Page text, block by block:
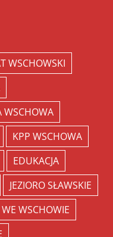
WSCHOWSKI
WSCHOWA
KPP WSCHOWA
EDUKACJA
JEZIORO SŁAWSKIE
WSCHOWIE